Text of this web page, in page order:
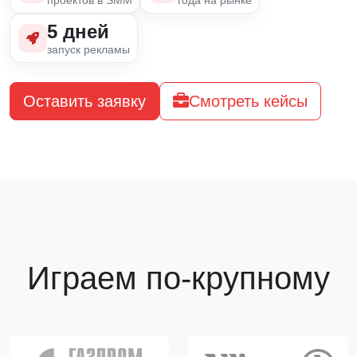
5 дней
запуск рекламы
Оставить заявку Смотреть кейсы
Играем по-крупному